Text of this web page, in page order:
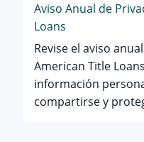
Aviso Anual de
Loans
Revise el aviso
American Title
información
compartirse y